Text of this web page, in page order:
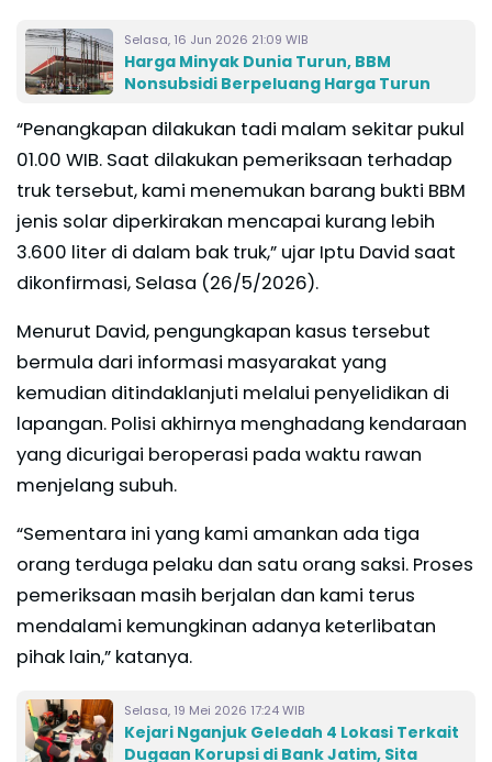
Selasa, 16 Jun 2026 21:09 WIB
Harga Minyak Dunia Turun, BBM
Nonsubsidi Berpeluang Harga Turun
“Penangkapan dilakukan tadi malam sekitar pukul
01.00 WIB. Saat dilakukan pemeriksaan terhadap
truk tersebut, kami menemukan barang bukti BBM
jenis solar diperkirakan mencapai kurang lebih
3.600 liter di dalam bak truk,” ujar Iptu David saat
dikonfirmasi, Selasa (26/5/2026).
Menurut David, pengungkapan kasus tersebut
bermula dari informasi masyarakat yang
kemudian ditindaklanjuti melalui penyelidikan di
lapangan. Polisi akhirnya menghadang kendaraan
yang dicurigai beroperasi pada waktu rawan
menjelang subuh.
“Sementara ini yang kami amankan ada tiga
orang terduga pelaku dan satu orang saksi. Proses
pemeriksaan masih berjalan dan kami terus
mendalami kemungkinan adanya keterlibatan
pihak lain,” katanya.
Selasa, 19 Mei 2026 17:24 WIB
Kejari Nganjuk Geledah 4 Lokasi Terkait
Dugaan Korupsi di Bank Jatim, Sita